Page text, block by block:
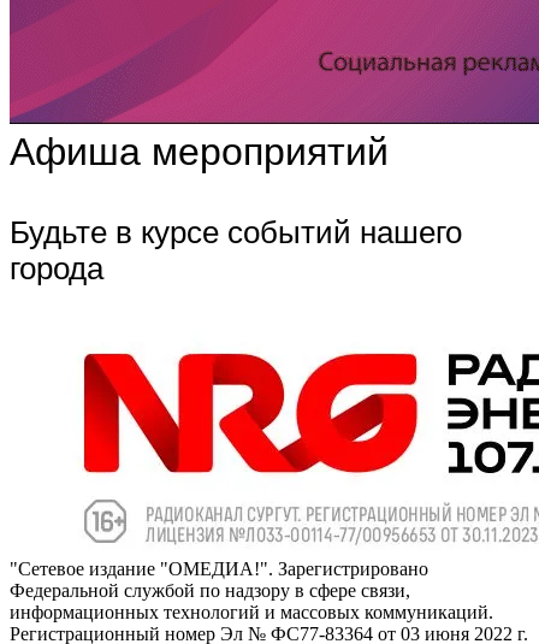
Афиша мероприятий
Будьте в курсе событий нашего
города
"Сетевое издание "ОМЕДИА!". Зарегистрировано
Федеральной службой по надзору в сфере связи,
информационных технологий и массовых коммуникаций.
Регистрационный номер Эл № ФС77-83364 от 03 июня 2022 г.